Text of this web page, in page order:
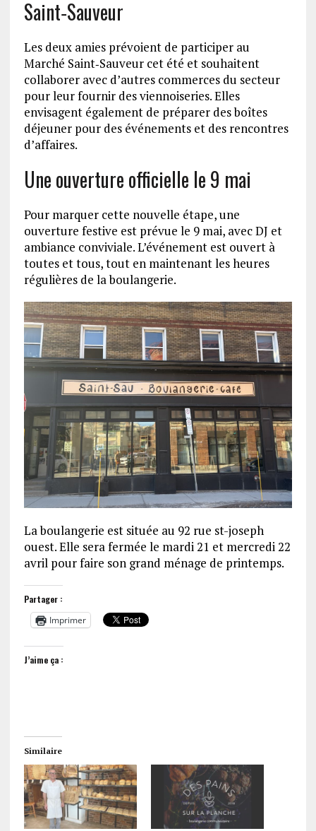
Saint‑Sauveur
Les deux amies prévoient de participer au
Marché Saint‑Sauveur cet été et souhaitent
collaborer avec d’autres commerces du secteur
pour leur fournir des viennoiseries. Elles
envisagent également de préparer des boîtes
déjeuner pour des événements et des rencontres
d’affaires.
Une ouverture officielle le 9 mai
Pour marquer cette nouvelle étape, une
ouverture festive est prévue le 9 mai, avec DJ et
ambiance conviviale. L’événement est ouvert à
toutes et tous, tout en maintenant les heures
régulières de la boulangerie.
La boulangerie est située au 92 rue st-joseph
ouest. Elle sera fermée le mardi 21 et mercredi 22
avril pour faire son grand ménage de printemps.
Partager :
Imprimer
J’aime ça :
Similaire